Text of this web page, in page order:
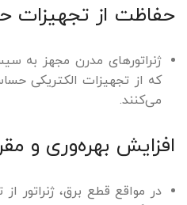
حفاظت از
ژنراتورهای مدرن مجهز به
که از تجهیزات الکتریکی
می‌کنند.
افزایش بهره‌وری و
در مواقع قطع برق، ژنراتور